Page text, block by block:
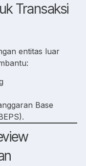
Transaksi
entitas luar
Base